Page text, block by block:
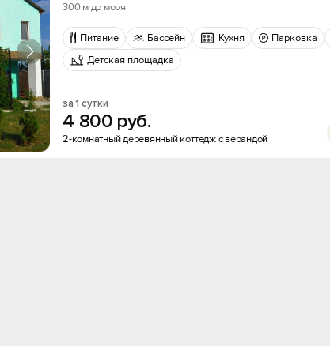
300 м до моря
Питание Бассейн Кухня Парковка
Детская площадка
за 1 сутки
4 800 руб.
2-комнатный деревянный коттедж с верандой